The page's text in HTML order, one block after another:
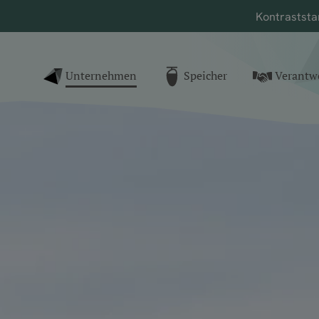
Kontrast
Unternehmen
()
Speicher